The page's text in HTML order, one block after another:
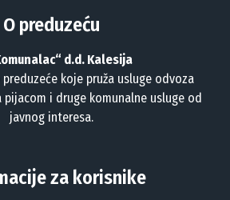
O preduzeću
d.d. Kalesija
preduzeće koje pruža usluge odvoza
i druge komunalne usluge od
javnog interesa.
za korisnike